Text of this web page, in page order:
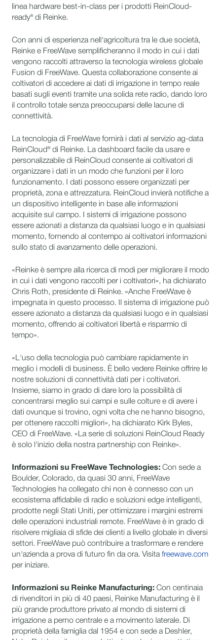
linea hardware best-in-class per i prodotti ReinCloud-
ready® di Reinke.
Con anni di esperienza nell'agricoltura tra le due società,
Reinke e FreeWave semplificheranno il modo in cui i dati
vengono raccolti attraverso la tecnologia wireless globale
Fusion di FreeWave. Questa collaborazione consente ai
coltivatori di accedere ai dati di irrigazione in tempo reale
basati sugli eventi tramite una solida rete radio, dando loro
il controllo totale senza preoccuparsi delle lacune di
connettività.
La tecnologia di FreeWave fornirà i dati al servizio ag-data
ReinCloud® di Reinke. La dashboard facile da usare e
personalizzabile di ReinCloud consente ai coltivatori di
organizzare i dati in un modo che funzioni per il loro
funzionamento. I dati possono essere organizzati per
proprietà, zona e attrezzatura. ReinCloud invierà notifiche a
un dispositivo intelligente in base alle informazioni
acquisite sul campo. I sistemi di irrigazione possono
essere azionati a distanza da qualsiasi luogo e in qualsiasi
momento, fornendo al contempo ai coltivatori informazioni
sullo stato di avanzamento delle operazioni.
«Reinke è sempre alla ricerca di modi per migliorare il modo
in cui i dati vengono raccolti per i coltivatori», ha dichiarato
Chris Roth, presidente di Reinke. «Anche FreeWave è
impegnata in questo processo. Il sistema di irrigazione può
essere azionato a distanza da qualsiasi luogo e in qualsiasi
momento, offrendo ai coltivatori libertà e risparmio di
tempo».
«L'uso della tecnologia può cambiare rapidamente in
meglio i modelli di business. È bello vedere Reinke offrire le
nostre soluzioni di connettività dati per i coltivatori.
Insieme, siamo in grado di dare loro la possibilità di
concentrarsi meglio sui campi e sulle colture e di avere i
dati ovunque si trovino, ogni volta che ne hanno bisogno,
per ottenere raccolti migliori», ha dichiarato Kirk Byles,
CEO di FreeWave. «La serie di soluzioni ReinCloud Ready
è solo l'inizio della nostra partnership con Reinke».
Informazioni su FreeWave Technologies: Con sede a
Boulder, Colorado, da quasi 30 anni, FreeWave
Technologies ha collegato chi non è connesso con un
ecosistema affidabile di radio e soluzioni edge intelligenti,
prodotte negli Stati Uniti, per ottimizzare i margini estremi
delle operazioni industriali remote. FreeWave è in grado di
risolvere migliaia di sfide dei clienti a livello globale in diversi
settori. FreeWave può contribuire a trasformare e rendere
un'azienda a prova di futuro fin da ora. Visita freewave.com
per iniziare.
Informazioni su Reinke Manufacturing: Con centinaia
di rivenditori in più di 40 paesi, Reinke Manufacturing è il
più grande produttore privato al mondo di sistemi di
irrigazione a perno centrale e a movimento laterale. Di
proprietà della famiglia dal 1954 e con sede a Deshler,